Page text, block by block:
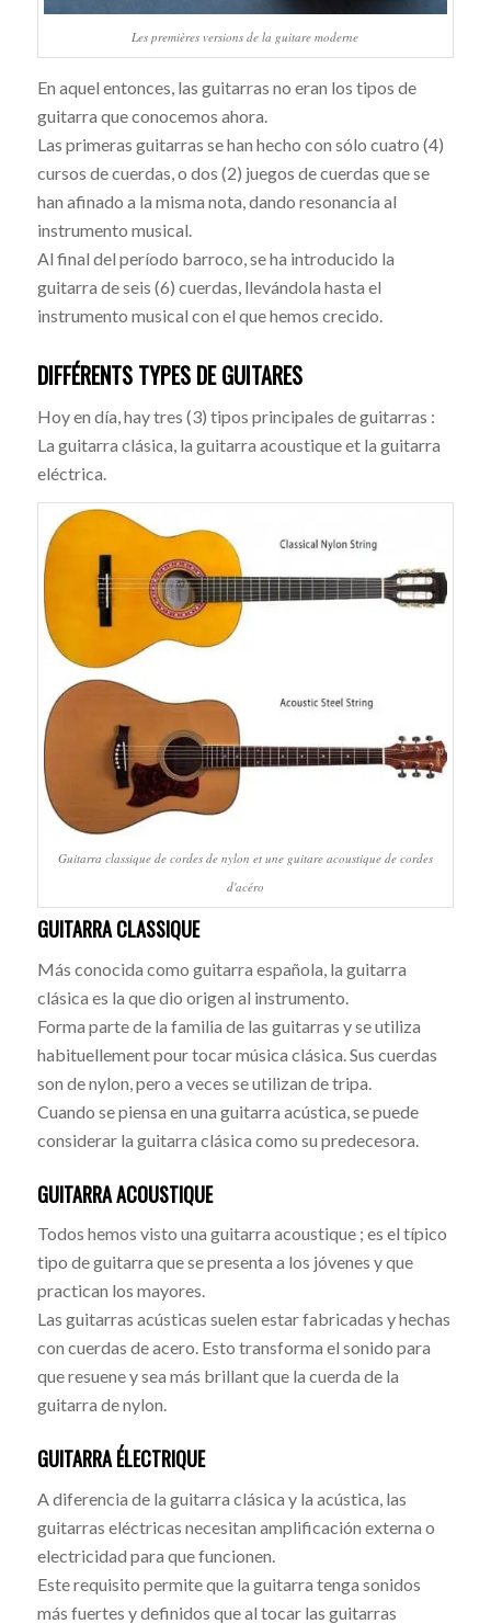
Les premières versions de la guitare moderne
En aquel entonces, las guitarras no eran los tipos de
guitarra que conocemos ahora.
Las primeras guitarras se han hecho con sólo cuatro (4)
cursos de cuerdas, o dos (2) juegos de cuerdas que se
han afinado a la misma nota, dando resonancia al
instrumento musical.
Al final del período barroco, se ha introducido la
guitarra de seis (6) cuerdas, llevándola hasta el
instrumento musical con el que hemos crecido.
DIFFÉRENTS TYPES DE GUITARES
Hoy en día, hay tres (3) tipos principales de guitarras :
La guitarra clásica, la guitarra acoustique et la guitarra
eléctrica.
Guitarra classique de cordes de nylon et une guitare acoustique de cordes
d'acéro
GUITARRA CLASSIQUE
Más conocida como guitarra española, la guitarra
clásica es la que dio origen al instrumento.
Forma parte de la familia de las guitarras y se utiliza
habituellement pour tocar música clásica. Sus cuerdas
son de nylon, pero a veces se utilizan de tripa.
Cuando se piensa en una guitarra acústica, se puede
considerar la guitarra clásica como su predecesora.
GUITARRA ACOUSTIQUE
Todos hemos visto una guitarra acoustique ; es el típico
tipo de guitarra que se presenta a los jóvenes y que
practican los mayores.
Las guitarras acústicas suelen estar fabricadas y hechas
con cuerdas de acero. Esto transforma el sonido para
que resuene y sea más brillant que la cuerda de la
guitarra de nylon.
GUITARRA ÉLECTRIQUE
A diferencia de la guitarra clásica y la acústica, las
guitarras eléctricas necesitan amplificación externa o
electricidad para que funcionen.
Este requisito permite que la guitarra tenga sonidos
más fuertes y definidos que al tocar las guitarras